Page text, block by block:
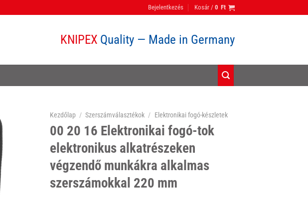
Bejelentkezés Kosár / 0 Ft
KNIPEX Quality — Made in Germany
Kezdőlap / Szerszámválasztékok / Elektronikai fogó-készletek
00 20 16 Elektronikai fogó-tok
elektronikus alkatrészeken
végzendő munkákra alkalmas
szerszámokkal 220 mm